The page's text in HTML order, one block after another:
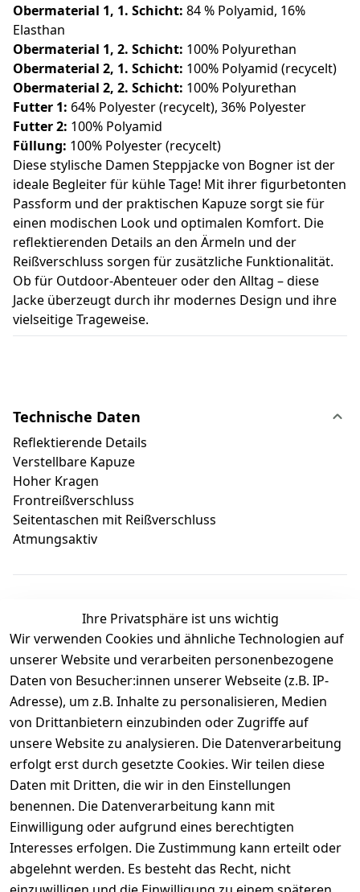
Obermaterial 1, 1. Schicht: 84 % Polyamid, 16%
Elasthan
Obermaterial 1, 2. Schicht: 100% Polyurethan
Obermaterial 2, 1. Schicht: 100% Polyamid (recycelt)
Obermaterial 2, 2. Schicht: 100% Polyurethan
Futter 1: 64% Polyester (recycelt), 36% Polyester
Futter 2: 100% Polyamid
Füllung: 100% Polyester (recycelt)
Diese stylische Damen Steppjacke von Bogner ist der
ideale Begleiter für kühle Tage! Mit ihrer figurbetonten
Passform und der praktischen Kapuze sorgt sie für
einen modischen Look und optimalen Komfort. Die
reflektierenden Details an den Ärmeln und der
Reißverschluss sorgen für zusätzliche Funktionalität.
Ob für Outdoor-Abenteuer oder den Alltag – diese
Jacke überzeugt durch ihr modernes Design und ihre
vielseitige Trageweise.
Technische Daten
Reflektierende Details
Verstellbare Kapuze
Hoher Kragen
Frontreißverschluss
Seitentaschen mit Reißverschluss
Atmungsaktiv
Kundenbewertungen
Durchschnittliche Bewertung
0
Basierend auf 0 Bewertung(en)
Bewertung abgeben
( 0 )
4
( 0 )
3
( 0 )
2
( 0 )
1
( 0 )
Ihre Privatsphäre ist uns wichtig
Wir verwenden Cookies und ähnliche Technologien auf
unserer Website und verarbeiten personenbezogene
Daten von Besucher:innen unserer Webseite (z.B. IP-
Adresse), um z.B. Inhalte zu personalisieren, Medien
von Drittanbietern einzubinden oder Zugriffe auf
unsere Website zu analysieren. Die Datenverarbeitung
erfolgt erst durch gesetzte Cookies. Wir teilen diese
Daten mit Dritten, die wir in den Einstellungen
benennen. Die Datenverarbeitung kann mit
Einwilligung oder aufgrund eines berechtigten
Interesses erfolgen. Die Zustimmung kann erteilt oder
abgelehnt werden. Es besteht das Recht, nicht